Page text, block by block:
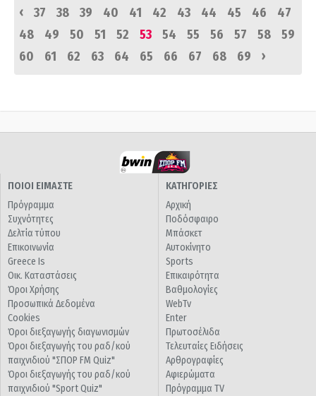
‹
37 38 39 40 41 42 43 44 45 46
47
48
49 50 51 52 53 54 55 56 57 58
59
60
61 62 63 64 65 66 67 68 69 ›
ΠΟΙΟΙ ΕΙΜΑΣΤΕ
Πρόγραμμα
Συχνότητες
Δελτία τύπου
Επικοινωνία
Greece Is
Οικ. Καταστάσεις
Όροι Χρήσης
Προσωπικά Δεδομένα
Cookies
Όροι διεξαγωγής διαγωνισμών
Όροι διεξαγωγής του ραδ/κού
παιχνιδιού "ΣΠΟΡ FM Quiz"
Όροι διεξαγωγής του ραδ/κού
παιχνιδιού "Sport Quiz"
ΚΑΤΗΓΟΡΙΕΣ
Αρχική
Ποδόσφαιρο
Μπάσκετ
Αυτοκίνητο
Sports
Επικαιρότητα
Βαθμολογίες
WebTv
Enter
Πρωτοσέλιδα
Τελευταίες Ειδήσεις
Αρθρογραφίες
Αφιερώματα
Πρόγραμμα TV